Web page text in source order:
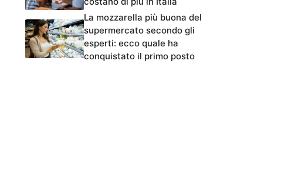
La mozzarella più buona del
supermercato secondo gli
esperti: ecco quale ha
conquistato il primo posto